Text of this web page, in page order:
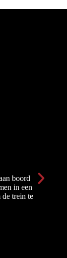
boord
in een
trein te